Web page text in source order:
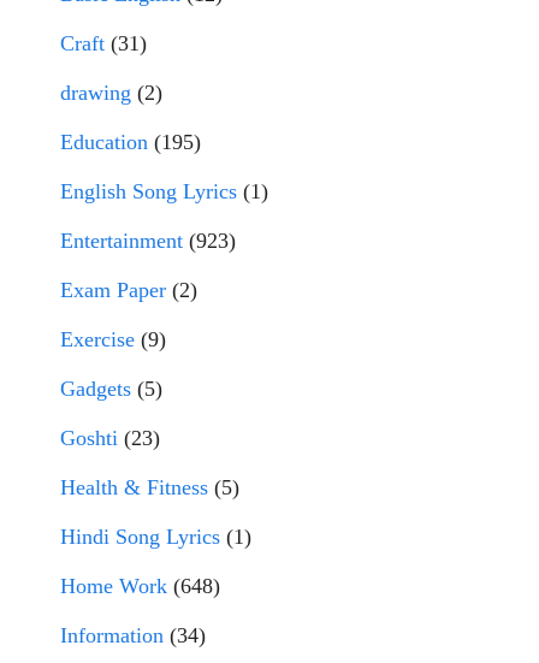
Craft (31)
drawing (2)
Education (195)
English Song Lyrics (1)
Entertainment (923)
Exam Paper (2)
Exercise (9)
Gadgets (5)
Goshti (23)
Health & Fitness (5)
Hindi Song Lyrics (1)
Home Work (648)
Information (34)